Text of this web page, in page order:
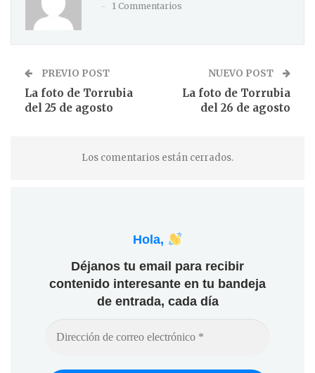
1 Commentarios
PREVIO POST
La foto de Torrubia
del 25 de agosto
NUEVO POST
La foto de Torrubia
del 26 de agosto
Los comentarios están cerrados.
Hola,
Déjanos tu email para recibir
contenido interesante en tu bandeja
de entrada, cada día